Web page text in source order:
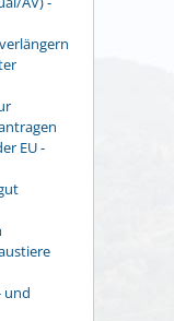
EU -
und